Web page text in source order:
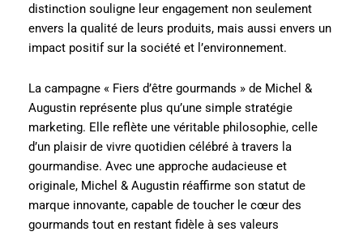
distinction souligne leur engagement non seulement
envers la qualité de leurs produits, mais aussi envers un
impact positif sur la société et l’environnement.
La campagne « Fiers d’être gourmands » de Michel &
Augustin représente plus qu’une simple stratégie
marketing. Elle reflète une véritable philosophie, celle
d’un plaisir de vivre quotidien célébré à travers la
gourmandise. Avec une approche audacieuse et
originale, Michel & Augustin réaffirme son statut de
marque innovante, capable de toucher le cœur des
gourmands tout en restant fidèle à ses valeurs